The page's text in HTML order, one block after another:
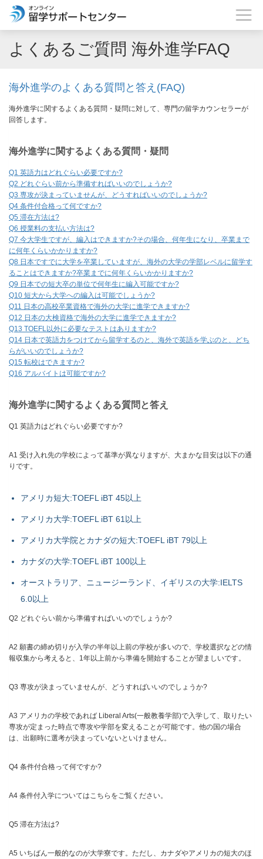
よくあるご質問 海外進学FAQ
海外進学のよくある質問と答え(FAQ)
海外進学に関するよくある質問・疑問に対して、専門の留学カウンセラーが
回答します。
海外進学に関するよくある質問・疑問
Q1 英語力はどれぐらい必要ですか?
Q2 どれぐらい前から準備すればいいのでしょうか?
Q3 専攻が決まっていませんが、どうすればいいのでしょうか?
Q4 条件付合格って何ですか?
Q5 滞在方法は?
Q6 授業料の支払い方法は?
Q7 今大学生ですが、編入はできますか?その場合、何年生になり、卒業まで
に何年くらいかかりますか?
Q8 日本ですでに大学を卒業していますが、海外の大学の学部レベルに留学す
ることはできますか?卒業までに何年くらいかかりますか?
Q9 日本での短大卒の単位で何年生に編入可能ですか?
Q10 短大から大学への編入は可能でしょうか?
Q11 日本の高校卒業資格で海外の大学に進学できますか?
Q12 日本の大検資格で海外の大学に進学できますか?
Q13 TOEFL以外に必要なテストはありますか?
Q14 日本で英語力をつけてから留学するのと、海外で英語を学ぶのと、どち
らがいいのでしょうか?
Q15 転校はできますか?
Q16 アルバイトは可能ですか?
海外進学に関するよくある質問と答え
Q1 英語力はどれぐらい必要ですか?
A1 受け入れ先の学校によって基準が異なりますが、大まかな目安は以下の通
りです。
アメリカ短大:TOEFL iBT 45以上
アメリカ大学:TOEFL iBT 61以上
アメリカ大学院とカナダの短大:TOEFL iBT 79以上
カナダの大学:TOEFL iBT 100以上
オーストラリア、ニュージーランド、イギリスの大学:IELTS
6.0以上
Q2 どれぐらい前から準備すればいいのでしょうか?
A2 願書の締め切りが入学の半年以上前の学校が多いので、学校選択などの情
報収集から考えると、1年以上前から準備を開始することが望ましいです。
Q3 専攻が決まっていませんが、どうすればいいのでしょうか?
A3 アメリカの学校であれば Liberal Arts(一般教養学部)で入学して、取りたい
専攻が定まった時点で専攻や学部を変えることが可能です。他の国の場合
は、出願時に選考が決まっていないといけません。
Q4 条件付合格って何ですか?
A4 条件付入学についてはこちらをご覧ください。
Q5 滞在方法は?
A5 いちばん一般的なのが大学寮です。ただし、カナダやアメリカの短大のほ